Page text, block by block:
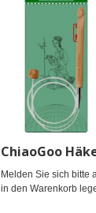
Melden Sie sich bitte
in den Warenkorb